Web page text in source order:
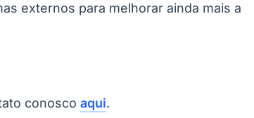
externos para melhorar ainda mais a
conosco aqui.